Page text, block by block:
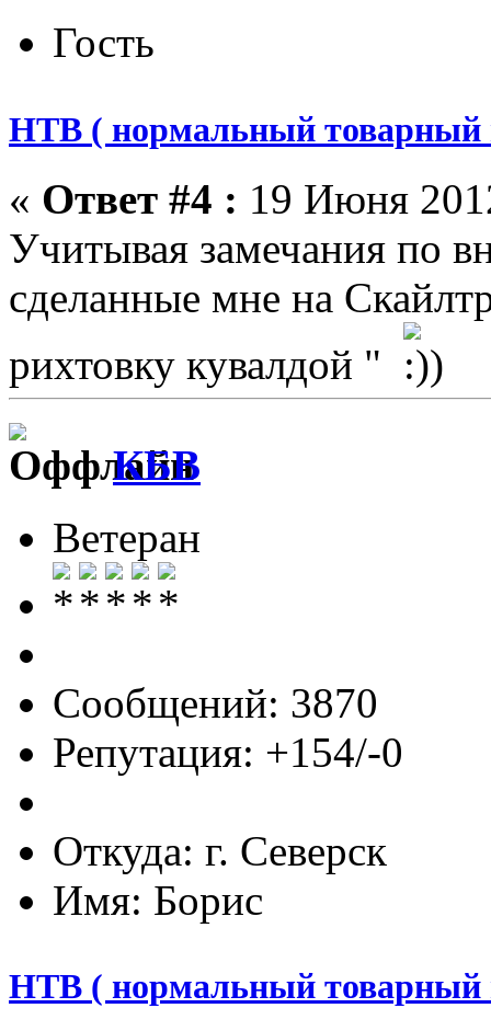
Гость
НТВ ( нормальный товарный
« Ответ #4 : 19 Июня
Учитывая замечания по
сделанные мне на
рихтовку кувалдой "
КБВ
Ветеран
Сообщений: 3870
Репутация: +154/-0
Откуда: г. Северск
Имя: Борис
НТВ ( нормальный товарный